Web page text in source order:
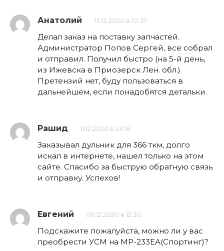
Анатолий 13.12.2020 в 10:37
Делал заказ на поставку запчастей.
Администратор Попов Сергей, все собрал
и отправил. Получил быстро (на 5-й день,
из Ижевска в Приозерск Лен. обл.).
Претензий нет, буду пользоваться в
дальнейшем, если понадобятся детальки.
Рашид 11.12.2020 в 23:16
Заказывал дульник для 366 ткм, долго
искал в интернете, нашел только на этом
сайте. Спасибо за быструю обратную связь
и отправку. Успехов!
Евгений 06.12.2020 в 12:30
Подскажите пожалуйста, можно ли у вас
преобрести УСМ на МР-233ЕА(Спортинг)?